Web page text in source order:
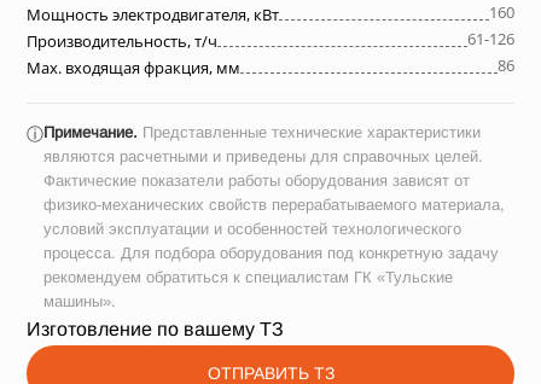
Мощность электродвигателя, кВт
160
Производительность, т/ч
61-126
Max. входящая фракция, мм
86
ⓘПримечание. Представленные технические характеристики
являются расчетными и приведены для справочных целей.
Фактические показатели работы оборудования зависят от
физико-механических свойств перерабатываемого материала,
условий эксплуатации и особенностей технологического
процесса. Для подбора оборудования под конкретную задачу
рекомендуем обратиться к специалистам ГК «Тульские
машины».
Изготовление по вашему ТЗ
ОТПРАВИТЬ ТЗ